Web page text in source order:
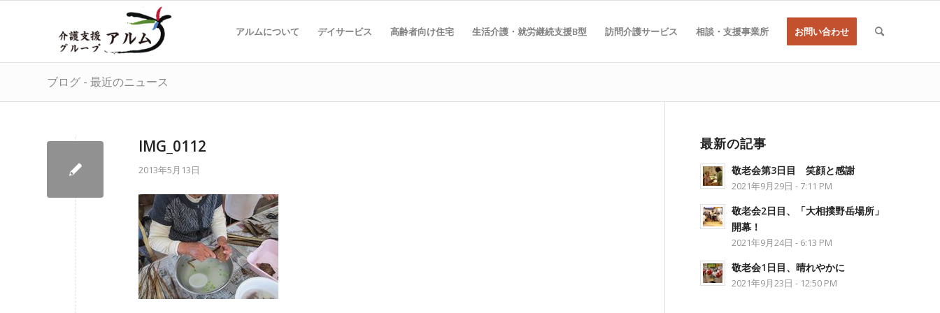
アルムについて デイサービス 高齢者向け住宅 生活介護・就労継続支援B型 訪問介護サービス 相談・支援事業所 お問い合わせ
ブログ - 最近のニュース
IMG_0112
2013年5月13日
最新の記事
敬老会第3日目 笑顔と感謝
2021年9月29日 - 7:11 PM
敬老会2日目、「大相撲野岳場所」
開幕！
2021年9月24日 - 6:13 PM
敬老会1日目、晴れやかに
2021年9月23日 - 12:50 PM